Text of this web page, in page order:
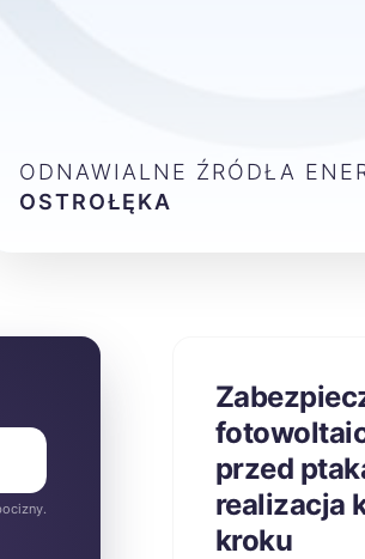
ODNAWIALNE ŹRÓDŁA
OSTROŁĘKA
przed
realizacja
kroku